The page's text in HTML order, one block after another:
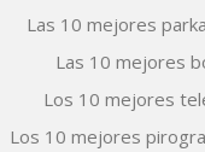
Las 10 mejores
Las 10 mejores
Los 10 mejores
Los 10 mejores